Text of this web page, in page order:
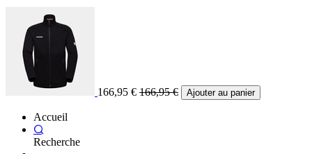
166,95 € 166,95€ Ajouter au panier
Accueil
Recherche